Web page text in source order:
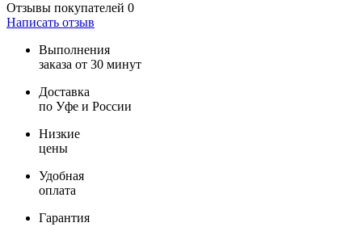
Отзывы покупателей 0
Написать отзыв
Выполнения
заказа от 30 минут
Доставка
по Уфе и России
Низкие
цены
Удобная
оплата
Гарантия